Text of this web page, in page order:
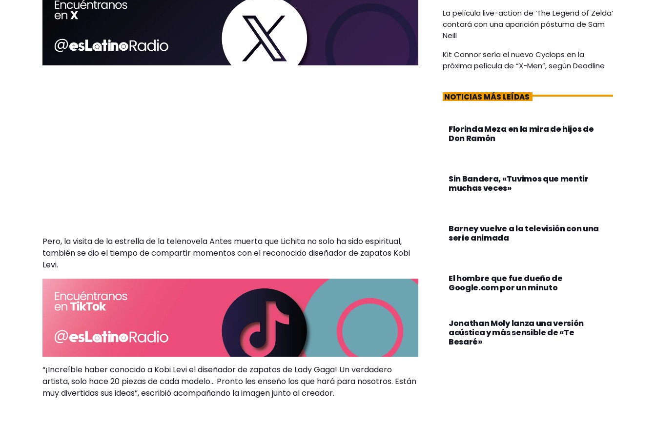
Pero, la visita de la estrella de la telenovela Antes muerta que Lichita no solo ha sido espiritual,
también se dio el tiempo de compartir momentos con el reconocido diseñador de zapatos Kobi
Levi.
“¡Increíble haber conocido a Kobi Levi el diseñador de zapatos de Lady Gaga! Un verdadero
artista, solo hace 20 piezas de cada modelo… Pronto les enseño los que hará para nosotros. Están
muy divertidas sus ideas”, escribió acompañando la imagen junto al creador.
La película live-action de ‘The Legend of Zelda’
contará con una aparición póstuma de Sam
Neill
Kit Connor sería el nuevo Cyclops en la
próxima película de “X-Men”, según Deadline
NOTICIAS MÁS LEÍDAS
Florinda Meza en la mira de hijos de
Don Ramón
Sin Bandera, «Tuvimos que mentir
muchas veces»
Barney vuelve a la televisión con una
serie animada
El hombre que fue dueño de
Google.com por un minuto
Jonathan Moly lanza una versión
acústica y más sensible de «Te
Besaré»